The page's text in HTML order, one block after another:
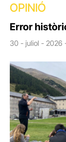
OPINIÓ
Error
30 - juliol - 2026